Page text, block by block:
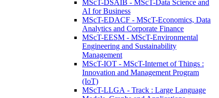
MScT-DSAIB - MScT-Data Science and
AI for Business
MScT-EDACF - MScT-Economics, Data
Analytics and Corporate Finance
MScT-EESM - MScT-Environmental
Engineering and Sustainability
Management
MScT-IOT - MScT-Internet of Things :
Innovation and Management Program
(IoT)
MScT-LLGA - Track : Large Language